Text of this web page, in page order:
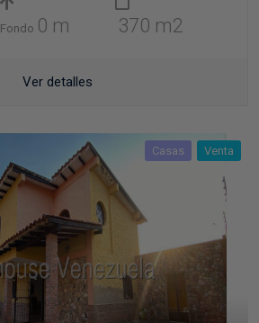
Fondo 0 m 370 m2
Ver detalles
Casas Venta